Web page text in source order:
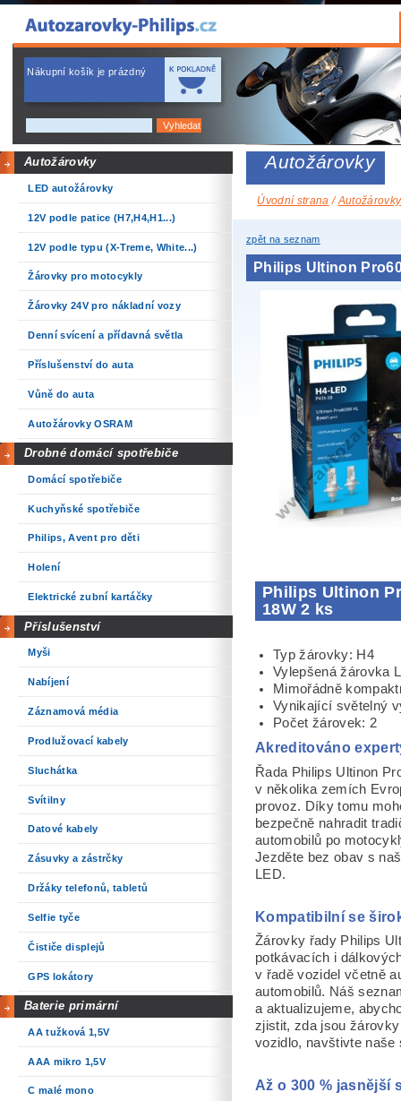
Nákupní košík je prázdný
Autožárovky
LED autožárovky
12V podle patice (H7,H4,H1...)
12V podle typu (X-Treme, White...)
Žárovky pro motocykly
Žárovky 24V pro nákladní vozy
Denní svícení a přídavná světla
Příslušenství do auta
Vůně do auta
Autožárovky OSRAM
Drobné domácí spotřebiče
Domácí spotřebiče
Kuchyňské spotřebiče
Philips, Avent pro děti
Holení
Elektrické zubní kartáčky
Příslušenství
Myši
Nabíjení
Záznamová média
Prodlužovací kabely
Sluchátka
Svítilny
Datové kabely
Zásuvky a zástrčky
Držáky telefonů, tabletů
Selfie tyče
Čističe displejů
GPS lokátory
Baterie primární
AA tužková 1,5V
AAA mikro 1,5V
C malé mono
Autožárovky
Úvodní strana /Autožárovky
zpět na seznam
Philips Ultinon
Philips Ultinon
18W 2 ks
Typ žárovky: H4
Vylepšená žárovka
Mimořádně
Vynikající světelný
Počet žárovek: 2
Akreditováno
Řada Philips Ultinon
v několika zemích
provoz. Díky tomu
bezpečně nahradit
automobilů po
Jezděte bez obav s
LED.
Kompatibilní se
Žárovky řady Philips
potkávacích i
v řadě vozidel včetně
automobilů. Náš
a aktualizujeme,
zjistit, zda jsou
vozidlo, navštivte naše
Až o 300 % jasnější